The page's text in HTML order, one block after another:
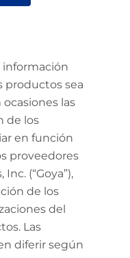
productos sea
las
de los
en función
proveedores
(“Goya”),
de los
del
Las
diferir según